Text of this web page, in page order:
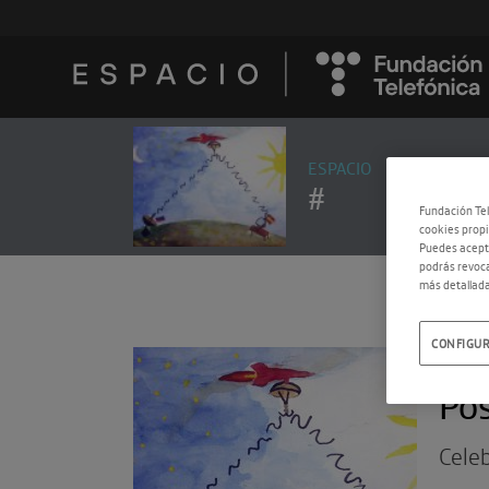
ESPACIO
#
Fundación
cookies
Puedes
podrás
más